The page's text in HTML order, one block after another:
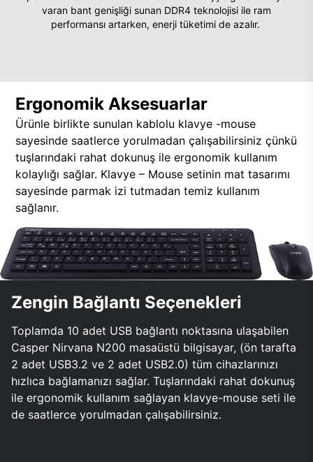
varan bant genişliği sunan DDR4 teknolojisi ile ram
performansı artarken, enerji tüketimi de azalır.
Ergonomik Aksesuarlar
Ürünle birlikte sunulan kablolu klavye -mouse
sayesinde saatlerce yorulmadan çalışabilirsiniz çünkü
tuşlarındaki rahat dokunuş ile ergonomik kullanım
kolaylığı sağlar. Klavye – Mouse setinin mat tasarımı
sayesinde parmak izi tutmadan temiz kullanım
sağlanır.
Zengin Bağlantı Seçenekleri
Toplamda 10 adet USB bağlantı noktasına ulaşabilen
Casper Nirvana N200 masaüstü bilgisayar, (ön tarafta
2 adet USB3.2 ve 2 adet USB2.0) tüm cihazlarınızı
hızlıca bağlamanızı sağlar. Tuşlarındaki rahat dokunuş
ile ergonomik kullanım sağlayan klavye-mouse seti ile
de saatlerce yorulmadan çalışabilirsiniz.